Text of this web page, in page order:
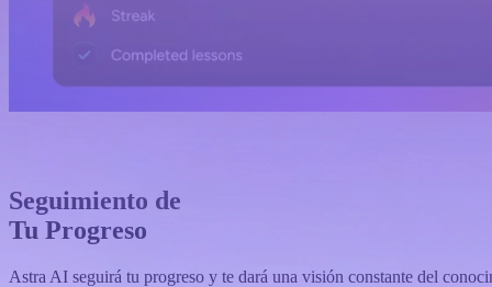
Seguimiento de
Tu Progreso
Astra AI seguirá tu progreso y te dará una visión constante del